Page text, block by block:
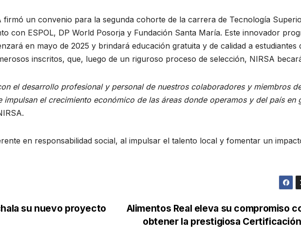
un convenio para la segunda cohorte de la carrera de Tecnología
con ESPOL, DP World Posorja y Fundación Santa María. Este innovador
en mayo de 2025 y brindará educación gratuita y de calidad a estudiantes
inscritos, que, luego de un riguroso proceso de selección, NIRSA
el desarrollo profesional y personal de nuestros colaboradores y miembros
el crecimiento económico de las áreas donde operamos y del país en
en responsabilidad social, al impulsar el talento local y fomentar un
Alimentos Real eleva su compromiso
obtener la prestigiosa
su nuevo proyecto